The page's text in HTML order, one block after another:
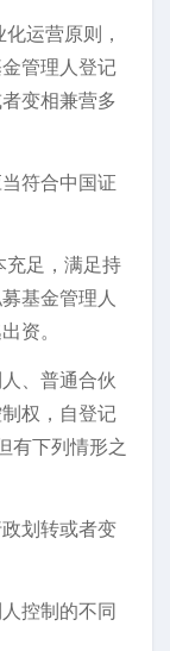
运营原则，
管理人登记
变相兼营多
符合中国证
充足，满足持
基金管理人
资。
、普通合伙
权，自登记
有下列情形之
划转或者变
控制的不同